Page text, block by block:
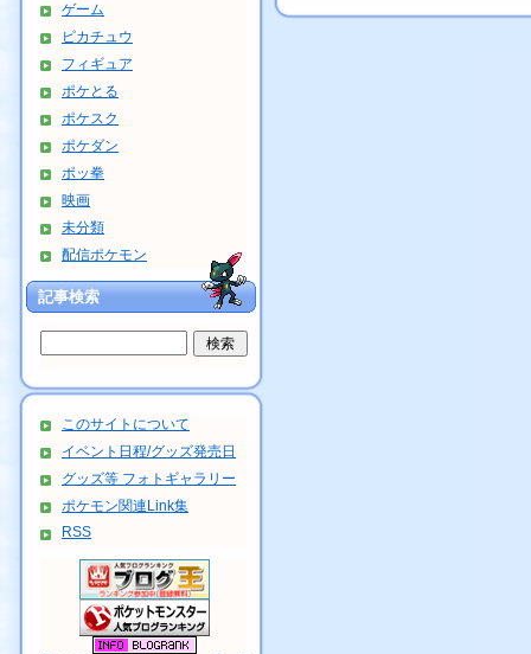
ゲーム
ピカチュウ
フィギュア
ポケとる
ポケスク
ポケダン
ポッ拳
映画
未分類
配信ポケモン
記事検索
このサイトについて
イベント日程/グッズ発売日
グッズ等 フォトギャラリー
ポケモン関連Link集
RSS